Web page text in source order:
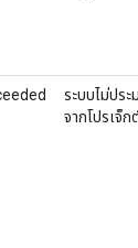
ระบบไม่ปร
จากโปรเจ็